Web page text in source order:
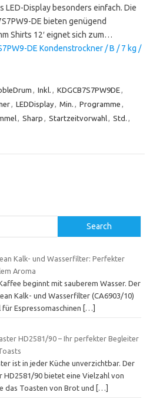
LED-Display besonders einfach. Die
DE bieten genügend
Shirts 12′ eignet sich zum…
DE Kondenstrockner / B / 7 kg /
, Inkl. , KDGCB7S7PW9DE,
, LEDDisplay, Min. , Programme ,
, Sharp , Startzeitvorwahl, Std. ,
Search
Kalk- und Wasserfilter: Perfekter
Aroma
beginnt mit sauberem Wasser. Der
Kalk- und Wasserfilter (CA6903/10)
Espressomaschinen
[…]
HD2581/90 – Ihr perfekter Begleiter
ist in jeder Küche unverzichtbar. Der
HD2581/90 bietet eine Vielzahl von
das Toasten von Brot und […]